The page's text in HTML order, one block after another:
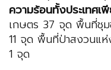
ความร้อนทั้งประเทศ
เกษตร 37 จุด พื้นที่ชุ
11 จุด พื้นที่ป่าสงวนแ
1 จุด